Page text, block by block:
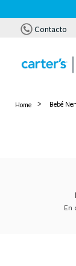
Contacto
Bebé
En